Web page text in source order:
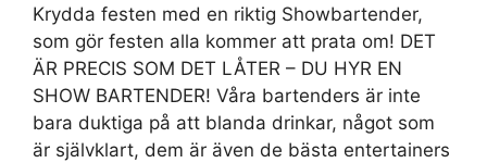
Krydda festen med en riktig Showbartender,
som gör festen alla kommer att prata om! DET
ÄR PRECIS SOM DET LÅTER – DU HYR EN
SHOW BARTENDER! Våra bartenders är inte
bara duktiga på att blanda drinkar, något som
är självklart, dem är även de bästa entertainers